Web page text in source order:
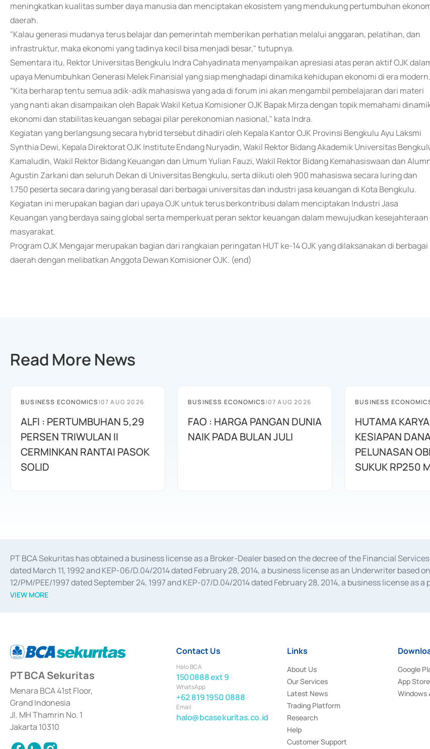
meningkatkan kualitas sumber daya manusia dan menciptakan ekosistem yang mendukung pertumbuhan
daerah.
"Kalau generasi mudanya terus belajar dan pemerintah memberikan perhatian melalui anggaran, pelatihan, dan
infrastruktur, maka ekonomi yang tadinya kecil bisa menjadi besar," tutupnya.
Sementara itu, Rektor Universitas Bengkulu Indra Cahyadinata menyampaikan apresiasi atas peran aktif OJK
upaya Menumbuhkan Generasi Melek Finansial yang siap menghadapi dinamika kehidupan ekonomi di era modern.
"Kita berharap tentu semua adik-adik mahasiswa yang ada di forum ini akan mengambil pembelajaran dari materi
yang nanti akan disampaikan oleh Bapak Wakil Ketua Komisioner OJK Bapak Mirza dengan topik memahami
ekonomi dan stabilitas keuangan sebagai pilar perekonomian nasional," kata Indra.
Kegiatan yang berlangsung secara hybrid tersebut dihadiri oleh Kepala Kantor OJK Provinsi Bengkulu Ayu Laksmi
Synthia Dewi, Kepala Direktorat OJK Institute Endang Nuryadin, Wakil Rektor Bidang Akademik Universitas
Kamaludin, Wakil Rektor Bidang Keuangan dan Umum Yulian Fauzi, Wakil Rektor Bidang Kemahasiswaan dan
Agustin Zarkani dan seluruh Dekan di Universitas Bengkulu, serta diikuti oleh 900 mahasiswa secara luring dan
1.750 peserta secara daring yang berasal dari berbagai universitas dan industri jasa keuangan di Kota Bengkulu.
Kegiatan ini merupakan bagian dari upaya OJK untuk terus berkontribusi dalam menciptakan Industri Jasa
Keuangan yang berdaya saing global serta memperkuat peran sektor keuangan dalam mewujudkan kesejahteraan
masyarakat.
Program OJK Mengajar merupakan bagian dari rangkaian peringatan HUT ke-14 OJK yang dilaksanakan di berbagai
daerah dengan melibatkan Anggota Dewan Komisioner OJK. (end)
Read More News
BUSINESS ECONOMICS|07 AUG 2026
ALFI : PERTUMBUHAN 5,29
PERSEN TRIWULAN II
CERMINKAN RANTAI PASOK
SOLID
BUSINESS ECONOMICS|07 AUG 2026
FAO : HARGA PANGAN DUNIA
NAIK PADA BULAN JULI
BUSINESS
HUTAMA
KESIAPAN
PELUNASAN
SUKUK RP250
PT BCA Sekuritas has obtained a business license as a Broker-Dealer based on the decree of the Financial
dated March 11, 1992 and KEP-06/D.04/2014 dated February 28, 2014, a business license as an Underwriter
12/PM/PEE/1997 dated September 24, 1997 and KEP-07/D.04/2014 dated February 28, 2014, a business license as
divestments, and joint ventures based on the decree of the Financial Services Authority Number S-67/PM.21/2014
Settlement of Commercial Paper Transactions whose license was issued in 2018.
VIEW MORE
PT BCA Sekuritas
Menara BCA 41st Floor,
Grand Indonesia
Jl. MH Thamrin No. 1
Jakarta 10310
Contact Us
Halo BCA
1500888 ext 9
WhatsApp
+62 819 1950 0888
Email
halo@bcasekuritas.co.id
Links
About Us
Our Services
Latest News
Trading Platform
Research
Help
Customer Support
Google
App Store
Windows